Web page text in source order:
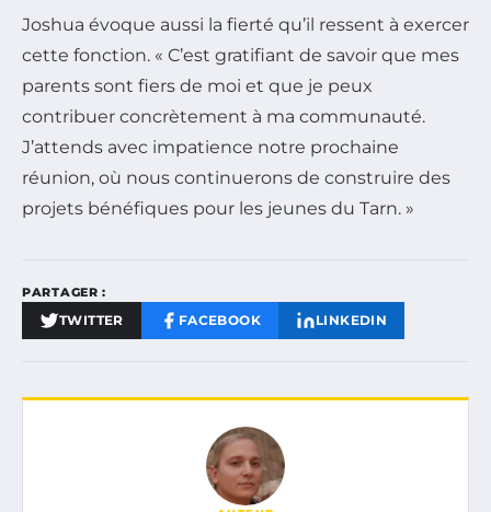
Joshua évoque aussi la fierté qu’il ressent à exercer
cette fonction. « C’est gratifiant de savoir que mes
parents sont fiers de moi et que je peux
contribuer concrètement à ma communauté.
J’attends avec impatience notre prochaine
réunion, où nous continuerons de construire des
projets bénéfiques pour les jeunes du Tarn. »
PARTAGER :
TWITTER FACEBOOK LINKEDIN